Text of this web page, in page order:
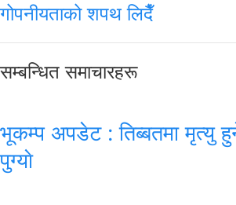
गोपनीयताको शपथ लिदैँ
सम्बन्धित समाचारहरू
भूकम्प अपडेट : तिब्बतमा मृत्यु
पुग्याे